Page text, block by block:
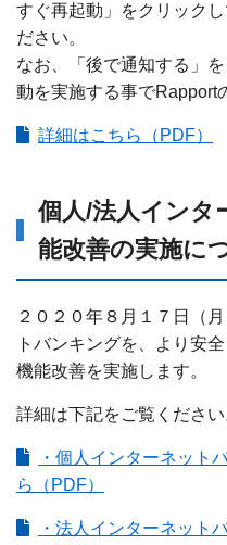
すぐ再起動」をクリック
ださい。
なお、「後で通知する」
動を実施する事でRapport
詳細はこちら（PDF）
個人/法人インタ
能改善の実施に
２０２０年８月１７日（
トバンキングを、より安
機能改善を実施します。
詳細は下記をご覧ください
・個人インターネット
ら（PDF）
・法人インターネット